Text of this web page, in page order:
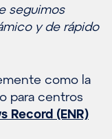
seguimos
y de rápido
como la
para centros
Record (ENR)